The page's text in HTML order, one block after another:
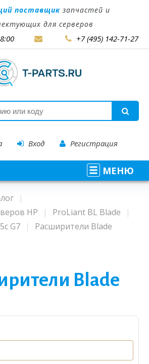
поставщик запчастей и
для серверов
18:00 +7 (495) 142-71-27
Вход Регистрация
МЕНЮ
HP
ProLiant BL Blade
G7
Расширители Blade
Blade